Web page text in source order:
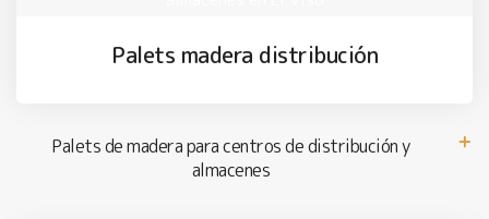
Palets madera distribución
Palets de madera para centros de distribución y
almacenes